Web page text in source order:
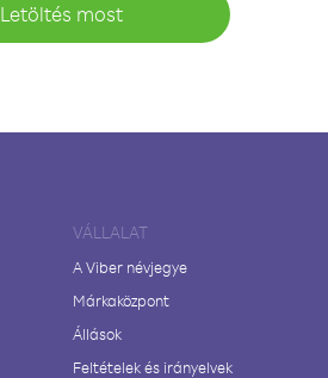
Letöltés most
VÁLLALAT
A Viber névjegye
Márkaközpont
Állások
Feltételek és irányelvek